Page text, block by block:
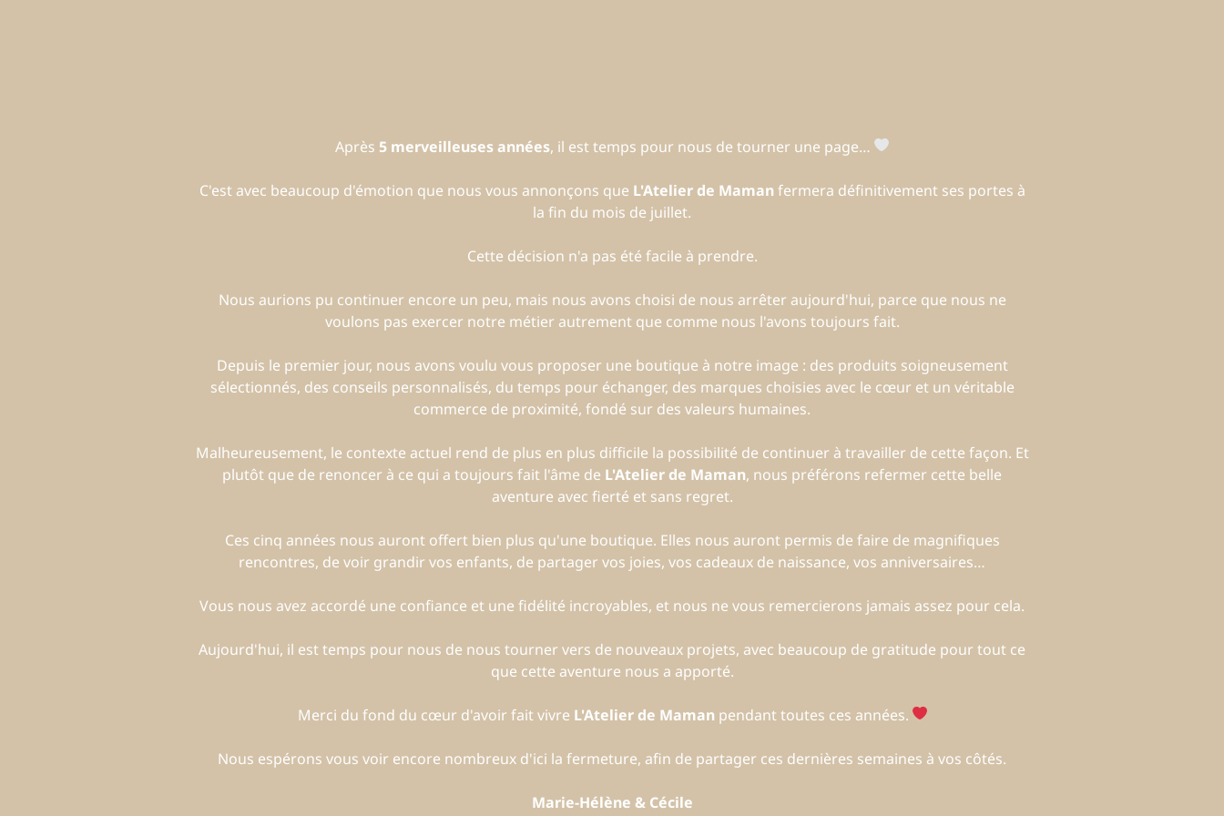
Après 5 merveilleuses années, il est temps pour nous de tourner une page…
C'est avec beaucoup d'émotion que nous vous annonçons que L'Atelier de Maman fermera définitivement ses portes à
la fin du mois de juillet.
Cette décision n'a pas été facile à prendre.
Nous aurions pu continuer encore un peu, mais nous avons choisi de nous arrêter aujourd'hui, parce que nous ne
voulons pas exercer notre métier autrement que comme nous l'avons toujours fait.
Depuis le premier jour, nous avons voulu vous proposer une boutique à notre image : des produits soigneusement
sélectionnés, des conseils personnalisés, du temps pour échanger, des marques choisies avec le cœur et un véritable
commerce de proximité, fondé sur des valeurs humaines.
Malheureusement, le contexte actuel rend de plus en plus difficile la possibilité de continuer à travailler de cette façon. Et
plutôt que de renoncer à ce qui a toujours fait l'âme de L'Atelier de Maman, nous préférons refermer cette belle
aventure avec fierté et sans regret.
Ces cinq années nous auront offert bien plus qu'une boutique. Elles nous auront permis de faire de magnifiques
rencontres, de voir grandir vos enfants, de partager vos joies, vos cadeaux de naissance, vos anniversaires…
Vous nous avez accordé une confiance et une fidélité incroyables, et nous ne vous remercierons jamais assez pour cela.
Aujourd'hui, il est temps pour nous de nous tourner vers de nouveaux projets, avec beaucoup de gratitude pour tout ce
que cette aventure nous a apporté.
Merci du fond du cœur d'avoir fait vivre L'Atelier de Maman pendant toutes ces années.
Nous espérons vous voir encore nombreux d'ici la fermeture, afin de partager ces dernières semaines à vos côtés.
Marie-Hélène & Cécile